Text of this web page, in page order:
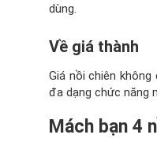
dùng.
Về giá thành
Giá nồi chiên
đa dạng chức năng
Mách bạn 4